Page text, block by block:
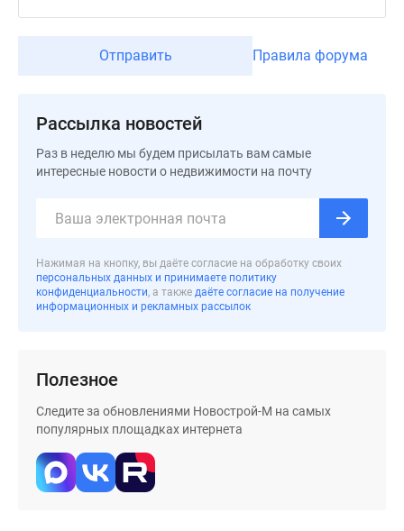
застройщиком
Rutube
Поиск
Программа
реновации
премиум-
Новостройки
бизнес-
класса
Рассрочка
Отправить Правила форума
Рассылка новостей
Раз в неделю мы будем присылать вам самые
интересные новости о недвижимости на почту
Нажимая на кнопку, вы даёте согласие на обработку своих
персональных данных и принимаете политику
конфиденциальности, а также даёте согласие на получение
информационных и рекламных рассылок
Полезное
Следите за обновлениями Новострой-М на самых
популярных площадках интернета